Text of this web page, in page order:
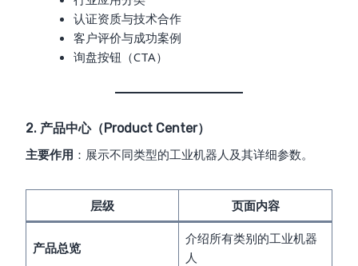
认证资质与技术合作
客户评价与成功案例
询盘按钮（CTA）
2. 产品中心（Product Center）
主要作用 ：展示不同类型的工业机器人及其详细参数。
层级 页面内容
产品总览
介绍所有类别的工业机器
人